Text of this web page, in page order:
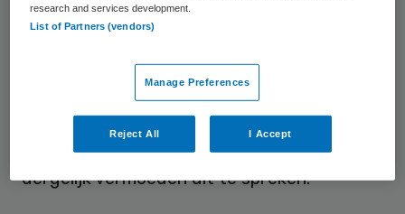
psychische of lichamelijke ziekte. Het
verzorgenden in de thuiszorg het
bespreken van vermoedens van fraude of
verslaving. Bijna één op de zeven (13-14
procent) vindt het erg moeilijk om een
dergelijk vermoeden uit te spreken.
research and services development.
List of Partners (vendors)
Manage Preferences
Reject All I Accept